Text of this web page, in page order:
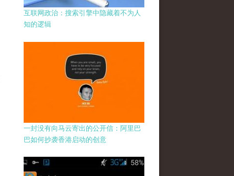
互联网政治：搜索引擎中隐藏着不为人
知的逻辑
一封没有向马云寄出的公开信：阿里巴
巴如何抄袭香港启动的创意